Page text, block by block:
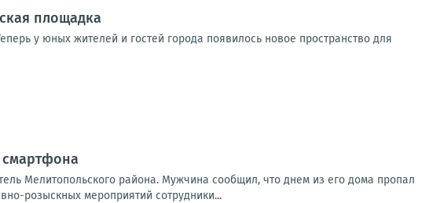
площадка
у юных жителей и гостей города появилось новое пространство для
Мелитопольского района. Мужчина сообщил, что днем из его дома пропал
розыскных мероприятий сотрудники...